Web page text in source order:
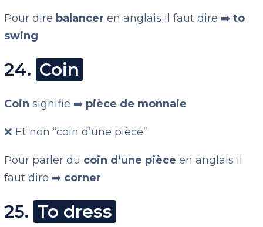
Pour dire balanceren anglais il faut dire ➡️to
swing
24. Coin
Coinsignifie ➡️ pièce de monnaie
❌ Et non “coin d’une pièce”
Pour parler du coin d’une pièce en anglais il
faut dire ➡️ corner
25. To dress